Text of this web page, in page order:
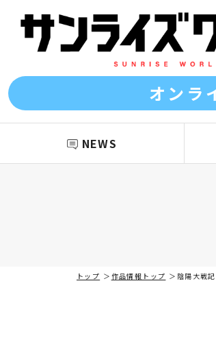
オンラ
NEWS
トップ 作品情報トップ 陰陽大戦記